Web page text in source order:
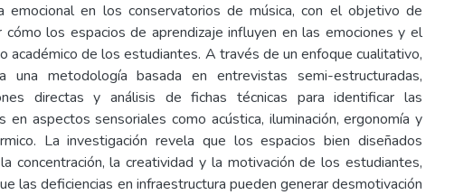
emocional en los conservatorios de música, con el objetivo de
cómo los espacios de aprendizaje influyen en las emociones y el
académico de los estudiantes. A través de un enfoque cualitativo,
una metodología basada en entrevistas semi-estructuradas,
directas y análisis de fichas técnicas para identificar las
en aspectos sensoriales como acústica, iluminación, ergonomía y
La investigación revela que los espacios bien diseñados
concentración, la creatividad y la motivación de los estudiantes,
las deficiencias en infraestructura pueden generar desmotivación